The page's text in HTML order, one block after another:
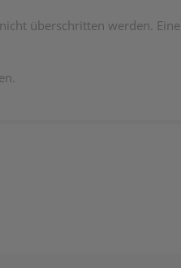
überschritten werden. Eine